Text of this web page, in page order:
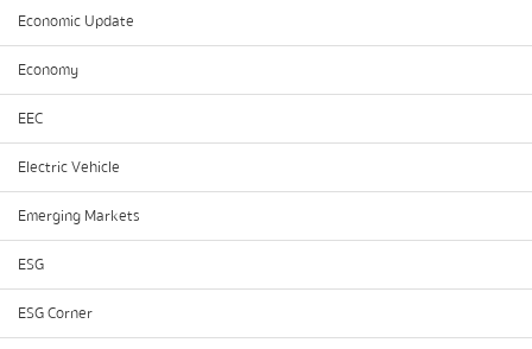
Economic Update
Economy
EEC
Electric Vehicle
Emerging Markets
ESG
ESG Corner